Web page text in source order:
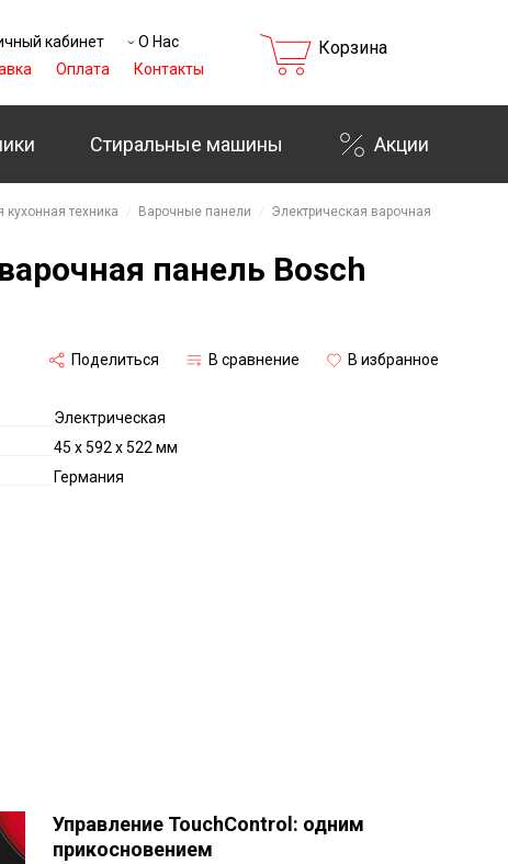
кабинет
О Нас
Оплата Контакты
Корзина
Стиральные машины Акции
кухонная техника Варочные панели
Электрическая варочная
панель Bosch
Поделиться В сравнение В избранное
Электрическая
45 х 592 х 522 мм
Германия
Управление TouchControl: одним
прикосновением